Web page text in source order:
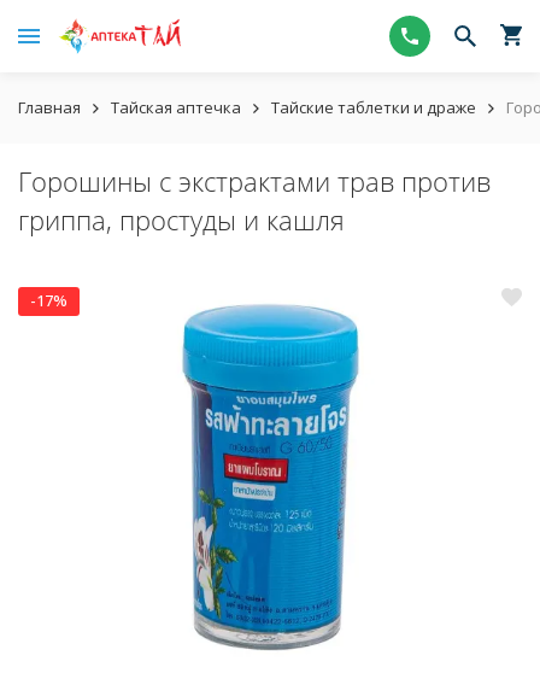
Главная Тайская аптечка Тайские таблетки и драже
Горошины с экстрактами трав против
гриппа, простуды и кашля
-17%